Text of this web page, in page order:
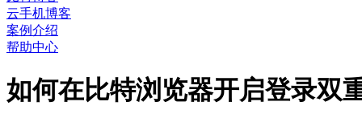
云手机博客
案例介绍
帮助中心
如何在比特浏览器开启登录双